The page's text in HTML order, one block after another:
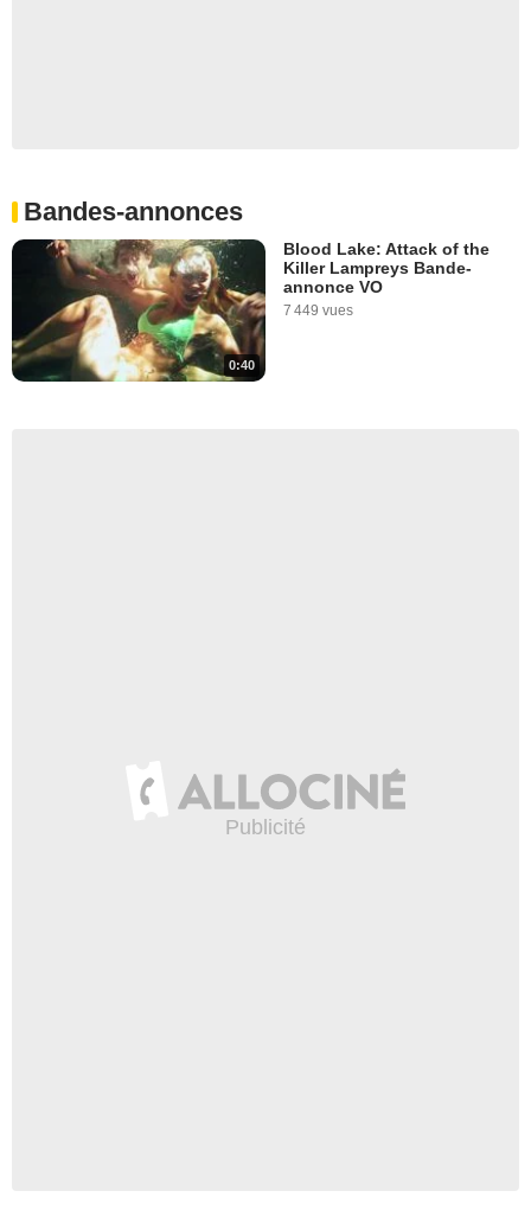
Bandes-annonces
0:40
Blood Lake: Attack of the
Killer Lampreys Bande-
annonce VO
7 449 vues